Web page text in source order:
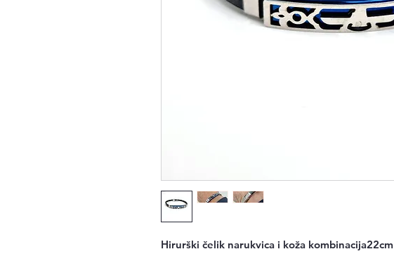
Hirurški čelik narukvica i koža kombinacija22cm